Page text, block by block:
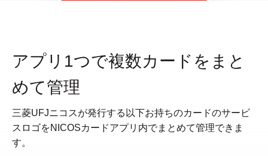
アプリ1つで複数カードをまと
めて管理
三菱UFJニコスが発行する以下お持ちのカードのサービ
スロゴをNICOSカードアプリ内でまとめて管理できま
す。